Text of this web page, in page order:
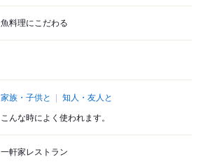
魚料理にこだわる
家族・子供と 知人・友人と
こんな時によく使われます。
一軒家レストラン